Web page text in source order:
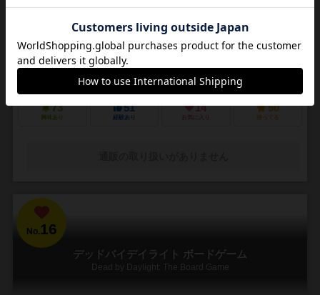
14歳～
悪夢のような街で他の狩人を出し抜いて「血の遺志」を集めろ
ＰＳ４で発売されたフロムソフトウェアのブラッドボーンのカードゲ
ーム化。 かつて栄華を極めた古都ヤーナムでは風土病「獣の病」がは
びこっていた。あなたは「獣の病」の罹患者で...
73
興味あり
51
経験あり
14
お気に入り
50
持ってる
No. 16
デッドバイデイライト ボードゲーム
Dead by Daylight: The Board Game